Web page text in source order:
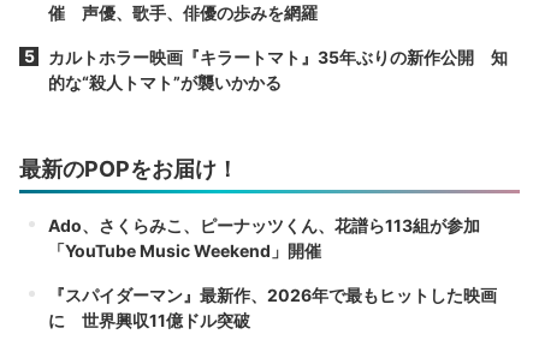
催 声優、歌手、俳優の歩みを網羅
カルトホラー映画『キラートマト』35年ぶりの新作公開 知
的な“殺人トマト”が襲いかかる
最新のPOPをお届け！
Ado、さくらみこ、ピーナッツくん、花譜ら113組が参加
「YouTube Music Weekend」開催
『スパイダーマン』最新作、2026年で最もヒットした映画
に 世界興収11億ドル突破